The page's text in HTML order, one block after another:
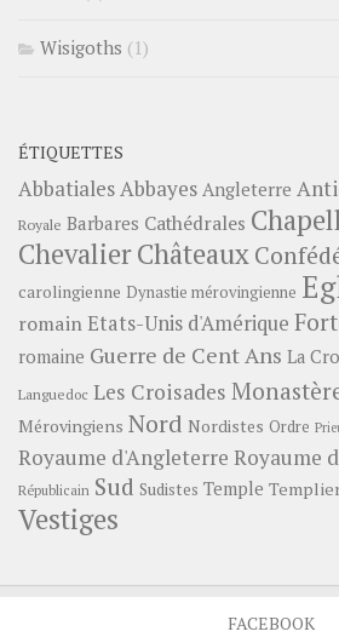
Wisigoths (1)
ÉTIQUETTES
AbbatialesAbbayes Angleterre
Royale Barbares Cathédrales
ChevalierChâteaux
carolingienne Dynastie mérovingienne
romainEtats-Unis d'Amérique
romaine Guerre de Cent Ans La
Languedoc Les Croisades
Mérovingiens Nord Nordistes Ordre
Royaume d'Angleterre Royaume
Républicain Sud Sudistes Temple
Vestiges
FACEBOOK